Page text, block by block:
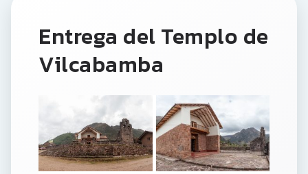
Entrega del Templo de
Vilcabamba